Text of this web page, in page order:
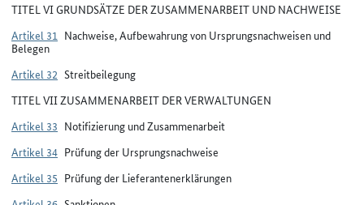
TITEL VI GRUNDSÄTZE DER ZUSAMMENARBEIT UND NACHWEISE
Artikel 31 Nachweise, Aufbewahrung von Ursprungsnachweisen und
Belegen
Artikel 32 Streitbeilegung
TITEL VII ZUSAMMENARBEIT DER VERWALTUNGEN
Artikel 33 Notifizierung und Zusammenarbeit
Artikel 34 Prüfung der Ursprungsnachweise
Artikel 35 Prüfung der Lieferantenerklärungen